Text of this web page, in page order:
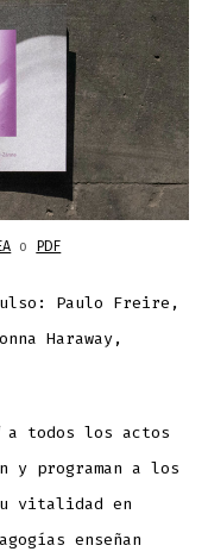
o PDF
Paulo Freire,
Haraway,
a todos los actos
y programan a los
vitalidad en
enseñan